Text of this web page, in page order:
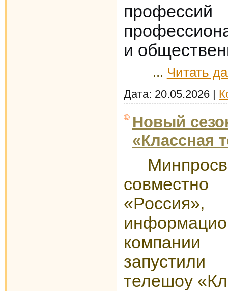
и
... Читать
Дата: 20.05.2026 |
Новый
«Классная
телешоу